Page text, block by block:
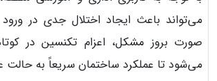
می‌تواند باعث ایجاد اختلال جدی در
صورت بروز مشکل، اعزام تکنسین در
می‌شود تا عملکرد ساختمان سریعاً به حالت